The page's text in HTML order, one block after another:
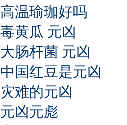
高温瑜珈好吗
毒黄瓜 元凶
大肠杆菌 元凶
中国红豆是元凶
灾难的元凶
元凶元彪